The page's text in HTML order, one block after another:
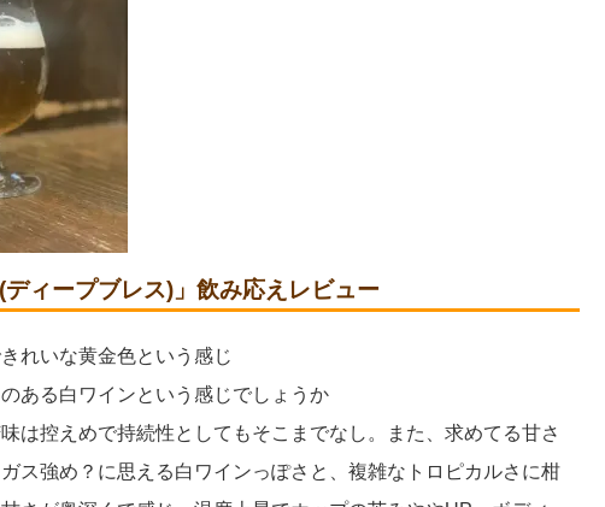
ディープブレス)」飲み応えレビュー
れいな黄金色という感じ
ある白ワインという感じでしょうか
は控えめで持続性としてもそこまでなし。また、求めてる甘さ
ス強め？に思える白ワインっぽさと、複雑なトロピカルさに柑